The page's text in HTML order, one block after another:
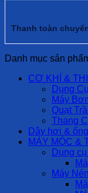
Thanh toàn
Danh mục sản
CƠ KHÍ &
Dụng
Máy
Quạt
Thang
Dây hơi &
MÁY MÓC &
Dụng
Máy